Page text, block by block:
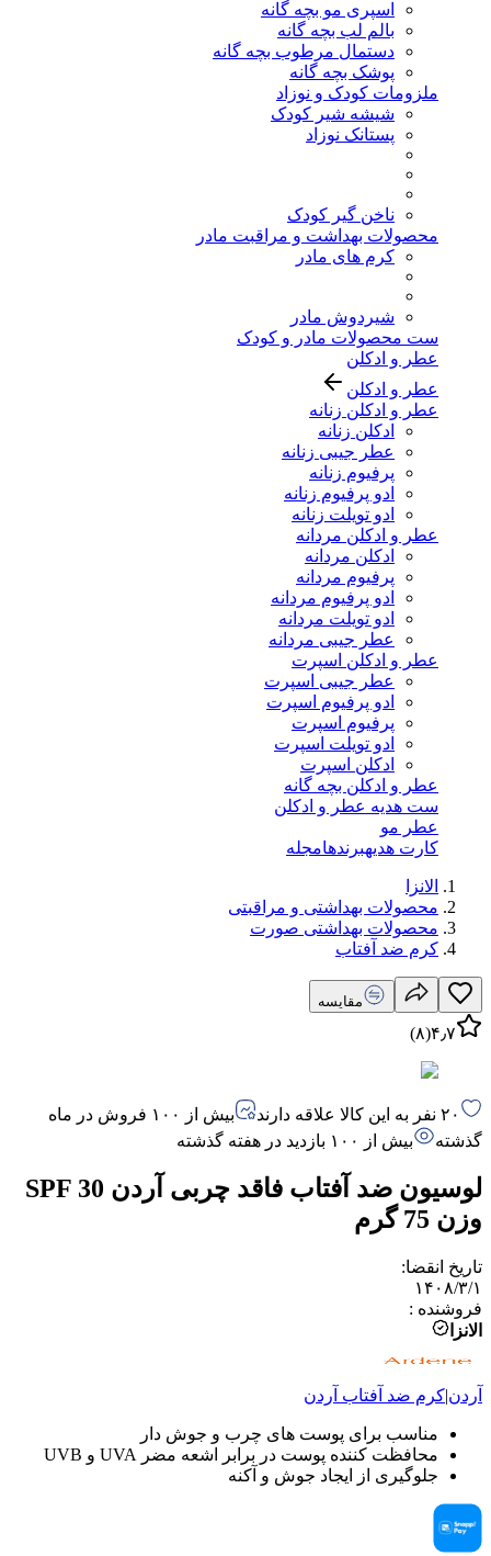
اسپری مو بچه گانه
بالم لب بچه گانه
دستمال مرطوب بچه گانه
پوشک بچه گانه
ملزومات کودک و نوزاد
شیشه شیر کودک
پستانک نوزاد
ناخن گیر کودک
محصولات بهداشت و مراقبت مادر
کرم های مادر
شیردوش مادر
ست محصولات مادر و کودک
عطر و ادکلن
عطر و ادکلن
عطر و ادکلن زنانه
ادکلن زنانه
عطر جیبی زنانه
پرفیوم زنانه
ادو پرفیوم زنانه
ادو تویلت زنانه
عطر و ادکلن مردانه
ادکلن مردانه
پرفیوم مردانه
ادو پرفیوم مردانه
ادو تویلت مردانه
عطر جیبی مردانه
عطر و ادکلن اسپرت
عطر جیبی اسپرت
ادو پرفیوم اسپرت
پرفیوم اسپرت
ادو تویلت اسپرت
ادکلن اسپرت
عطر و ادکلن بچه گانه
ست هدیه عطر و ادکلن
عطر مو
کارت هدیهبرندهامجله
الانزا
محصولات بهداشتی و مراقبتی
محصولات بهداشتی صورت
کرم ضد آفتاب
مقایسه
۴٫۷(۸)
۲۰ نفر به این کالا علاقه دارند
بیش از ۱۰۰ فروش در ماه
گذشته
بیش از ۱۰۰ بازدید در هفته گذشته
لوسیون ضد آفتاب فاقد چربی آردن SPF 30
وزن 75 گرم
تاریخ انقضا:
۱۴۰۸/۳/۱
فروشنده :
الانزا
آردن|کرم ضد آفتاب آردن
مناسب برای پوست های چرب و جوش دار
محافظت کننده پوست در برابر اشعه مضر UVA و UVB
جلوگیری از ایجاد جوش و آکنه